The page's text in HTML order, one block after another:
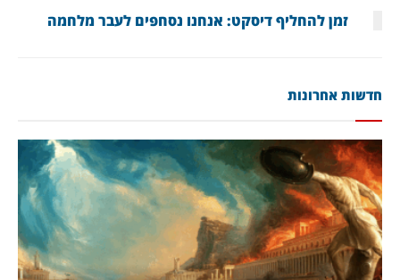
זמן להחליף דיסקט: אנחנו נסחפים לעבר מלחמה
חדשות אחרונות